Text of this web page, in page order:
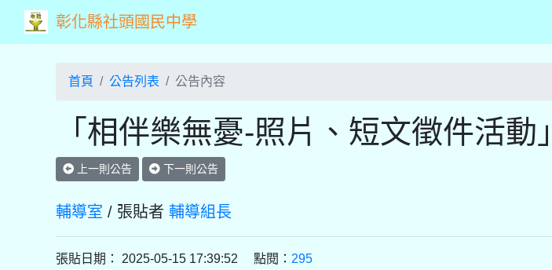
彰化縣社頭國民中學
首頁 公告列表 公告內容
「相伴樂無憂-照片、短文徵件活動」
上一則公告 下一則公告
輔導室 / 張貼者 輔導組長
張貼日期： 2025-05-15 17:39:52 點閱： 295